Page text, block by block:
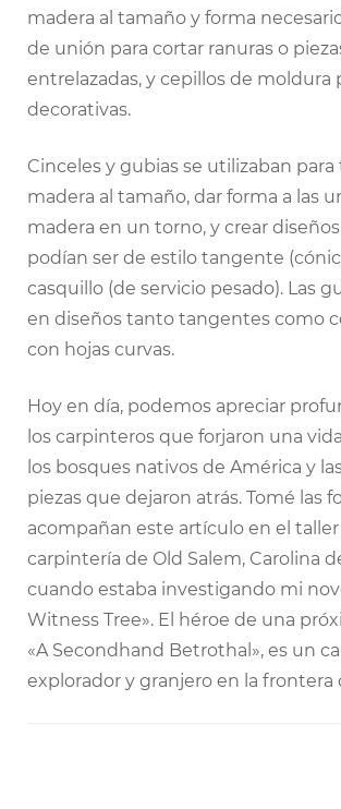
madera al tamaño y forma
de unión para cortar ranuras o
entrelazadas, y cepillos de moldura
decorativas.
Cinceles y gubias se utilizaban para
madera al tamaño, dar forma a las
madera en un torno, y crear
podían ser de estilo tangente
casquillo (de servicio pesado). Las
en diseños tanto tangentes como
con hojas curvas.
Hoy en día, podemos apreciar
los carpinteros que forjaron una
los bosques nativos de América y
piezas que dejaron atrás. Tomé las
acompañan este artículo en el
carpintería de Old Salem, Carolina
cuando estaba investigando mi
Witness Tree». El héroe de una
«A Secondhand Betrothal», es un
explorador y granjero en la frontera